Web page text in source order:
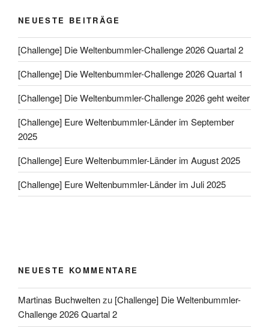
NEUESTE BEITRÄGE
[Challenge] Die Weltenbummler-Challenge 2026 Quartal 2
[Challenge] Die Weltenbummler-Challenge 2026 Quartal 1
[Challenge] Die Weltenbummler-Challenge 2026 geht weiter
[Challenge] Eure Weltenbummler-Länder im September
2025
[Challenge] Eure Weltenbummler-Länder im August 2025
[Challenge] Eure Weltenbummler-Länder im Juli 2025
NEUESTE KOMMENTARE
Martinas Buchweltenzu [Challenge] Die Weltenbummler-
Challenge 2026 Quartal 2